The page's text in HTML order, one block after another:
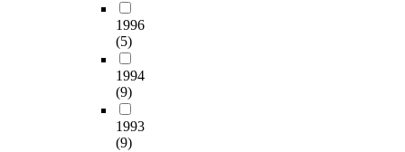
1996
(5)
1994
(9)
1993
(9)